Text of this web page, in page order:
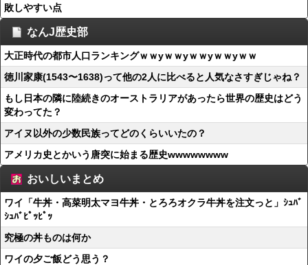
敗しやすい点
なんJ歴史部
大正時代の都市人口ランキングｗｗyｗｗyｗｗyｗｗyｗｗ
徳川家康(1543〜1638)って他の2人に比べると人気なさすぎじゃね？
もし日本の隣に陸続きのオーストラリアがあったら世界の歴史はどう
変わってた？
アイヌ以外の少数民族ってどのくらいいたの？
アメリカ史とかいう唐突に始まる歴史wwwwwwww
おいしいまとめ
ワイ「牛丼・高菜明太マヨ牛丼・とろろオクラ牛丼を注文っと」ｼｭﾊﾞ
ｼｭﾊﾞﾋﾟｯﾋﾟｯ
究極の丼ものは何か
ワイの夕ご飯どう思う？